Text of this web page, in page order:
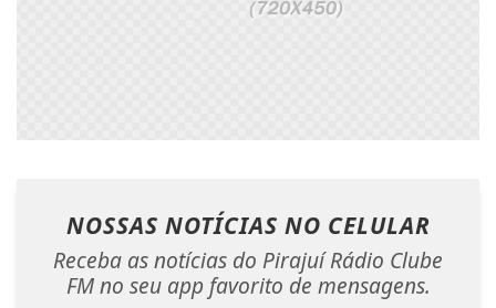
NOSSAS NOTÍCIAS NO CELULAR
Receba as notícias do Pirajuí Rádio Clube
FM no seu app favorito de mensagens.